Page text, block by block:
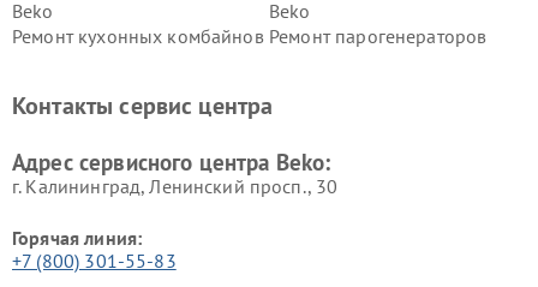
Beko
Beko
Ремонт кухонных комбайнов Ремонт парогенераторов
Ремонт холодильников Beko Ремонт морозильных камер
Контакты сервис центра
Адрес сервисного центра Beko:
г. Калининград, Ленинский просп., 30
Горячая линия:
+7 (800) 301-55-83